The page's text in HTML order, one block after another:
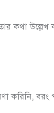
কথা
করিনি,